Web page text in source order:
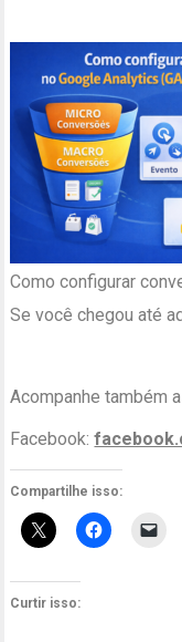
Como configurar
Se você chegou até
Acompanhe também
Facebook:
Compartilhe isso:
Curtir isso: